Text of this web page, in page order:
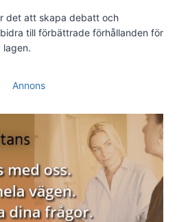
det att skapa debatt och
till förbättrade förhållanden för
lagen.